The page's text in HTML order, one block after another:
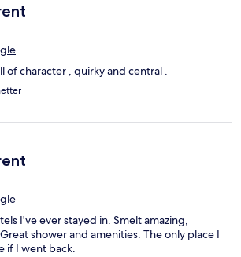
of character , quirky and central .
I've ever stayed in. Smelt amazing,
shower and amenities. The only place I
if I went back.